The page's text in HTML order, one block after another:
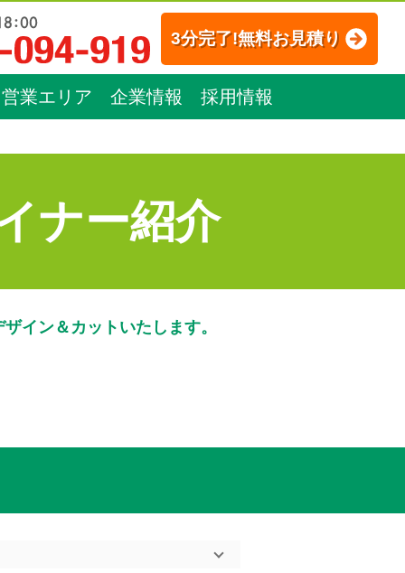
3分完了!無料お見積り
営業エリア 企業情報 採用情報
ナー紹介
イン＆カットいたします。